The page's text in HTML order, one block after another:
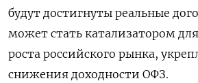
будут достигнуты реальные
может стать катализатором
роста российского рынка,
снижения доходности ОФЗ.